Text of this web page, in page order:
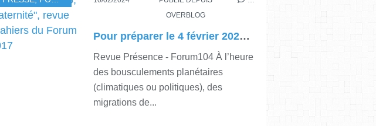
OVERBLOG
Pour préparer le 4 février 2025, à lire "Tisser la fraternité", revue "Présence" des cahiers du Forum 104 n°4 d'avril 2017
Revue Présence - Forum104 À l’heure
des bousculements planétaires
(climatiques ou politiques), des
migrations de...